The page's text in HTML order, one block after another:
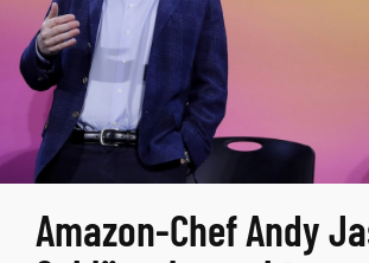
Amazon-Chef Andy